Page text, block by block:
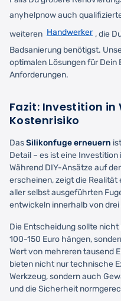
anyhelpnow auch
weiteren Handwerker , die
Badsanierung benötigst.
optimalen Lösungen für Dein
Anforderungen.
Fazit: Investition
Kostenrisiko
DasSilikonfuge erneuern
Detail – es ist eine
Während DIY-Ansätze auf
erscheinen, zeigt die Realität
aller selbst ausgeführten
entwickeln innerhalb von
Die Entscheidung sollte
100-150 Euro hängen,
Wert von mehreren tausend
bieten nicht nur technische
Werkzeug, sondern auch
und die Sicherheit